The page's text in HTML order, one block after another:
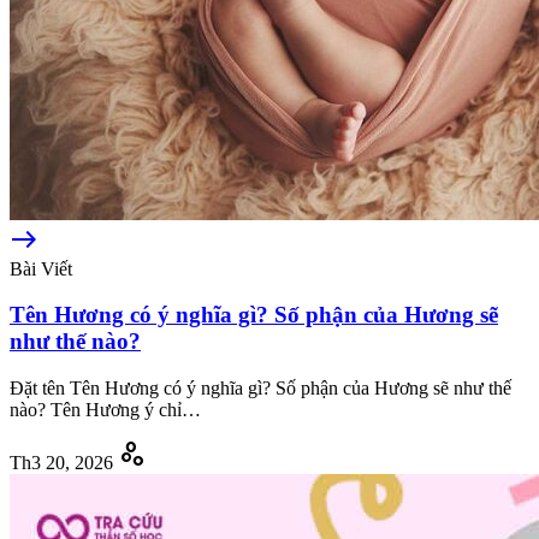
east
Bài Viết
Tên Hương có ý nghĩa gì? Số phận của Hương sẽ
như thế nào?
Đặt tên Tên Hương có ý nghĩa gì? Số phận của Hương sẽ như thế
nào? Tên Hương ý chỉ…
Th3 20, 2026 scatter_plot